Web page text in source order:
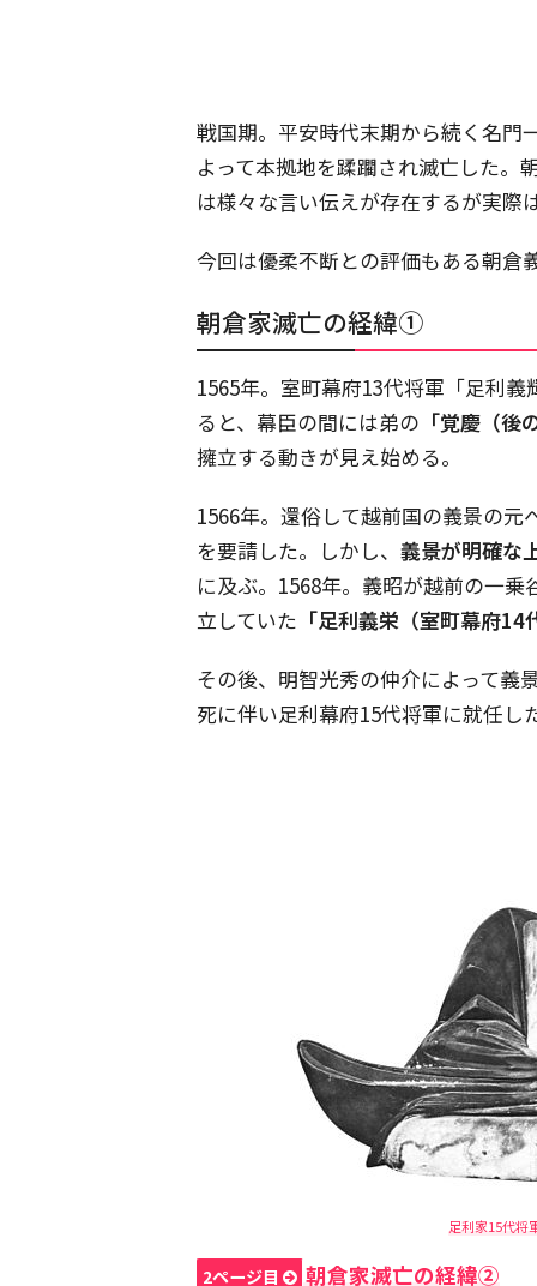
戦国期。平安時代末期から続く名門
よって本拠地を蹂躙され滅亡した。
は様々な言い伝えが存在するが実際
今回は優柔不断との評価もある朝倉
朝倉家滅亡の経緯①
1565年。室町幕府13代将軍「足利
ると、幕臣の間には弟の 「覚慶（後
擁立する動きが見え始める。
1566年。還俗して越前国の義景の
を要請した。しかし、 義景が明確な
に及ぶ。1568年。義昭が越前の一
立していた 「足利義栄（室町幕府14
その後、明智光秀の仲介によって義
死に伴い足利幕府15代将軍に就任し
足利家15代将
2ページ目 朝倉家滅亡の経緯②